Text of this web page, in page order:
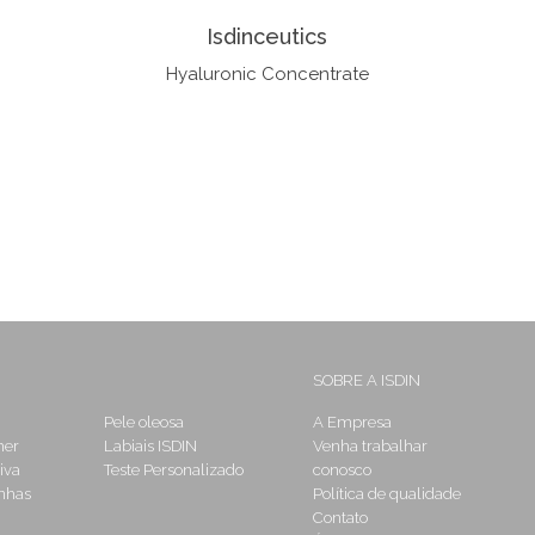
Isdinceutics
Hyaluronic Concentrate
SOBRE A ISDIN
Pele oleosa
Labiais ISDIN
Teste Personalizado
A Empresa
Venha trabalhar
conosco
Política de qualidade
Contato